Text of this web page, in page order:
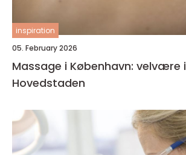
inspiration
05. February 2026
Massage i København: velvære i
Hovedstaden